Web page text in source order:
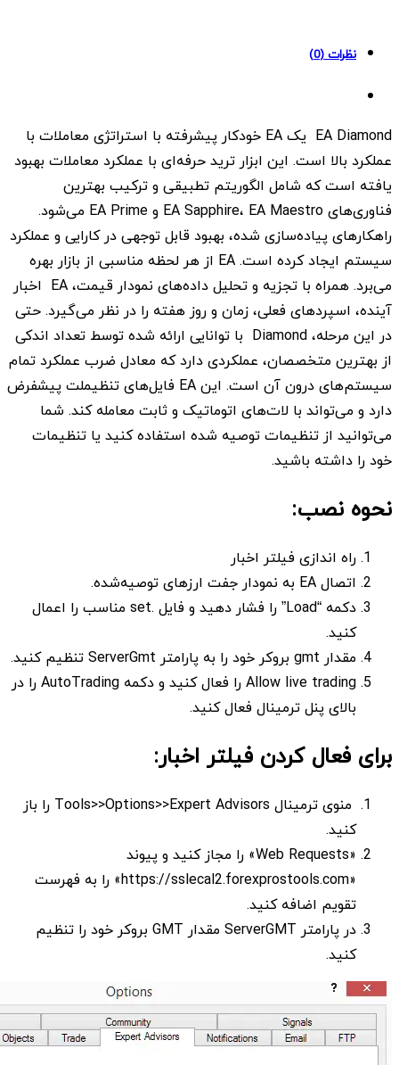
نظرات (0)
EA Diamond یک EA خودکار پیشرفته با استراتژی معاملات با
عملکرد بالا است. این ابزار ترید حرفه‌ای با عملکرد معاملات بهبود
یافته است که شامل الگوریتم تطبیقی و ترکیب بهترین
فناوری‌های EA Sapphire، EA Maestro و EA Prime می‌شود.
راهکارهای پیاده‌سازی شده، بهبود قابل توجهی در کارایی و عملکرد
سیستم ایجاد کرده است. EA از هر لحظه مناسبی از بازار بهره
می‌برد. همراه با تجزیه و تحلیل داده‌های نمودار قیمت، EA اخبار
آینده، اسپردهای فعلی، زمان و روز هفته را در نظر می‌گیرد. حتی
در این مرحله، Diamond با توانایی ارائه شده توسط تعداد اندکی
از بهترین متخصصان، عملکردی دارد که معادل ضرب عملکرد تمام
سیستم‌های درون آن است. این EA فایل‌های تنظیملت پیشفرض
دارد و می‌تواند با لات‌های اتوماتیک و ثابت معامله کند. شما
می‌توانید از تنظیمات توصیه‌ شده استفاده کنید یا تنظیمات
خود را داشته باشید.
نحوه نصب:
راه اندازی فیلتر اخبار
اتصال EA به نمودار جفت ارزهای توصیه‌شده.
دکمه “Load” را فشار دهید و فایل .set مناسب را اعمال
کنید.
مقدار gmt بروکر خود را به پارامتر ServerGmt تنظیم کنید.
Allow live trading را فعال کنید و دکمه AutoTrading را در
بالای پنل ترمینال فعال کنید.
برای فعال کردن فیلتر اخبار:
منوی ترمینال Tools>>Options>>Expert Advisors را باز
کنید.
«Web Requests» را مجاز کنید و پیوند
«https://sslecal2.forexprostools.com» را به فهرست
تقویم اضافه کنید.
در پارامتر ServerGMT مقدار GMT بروکر خود را تنظیم
کنید.